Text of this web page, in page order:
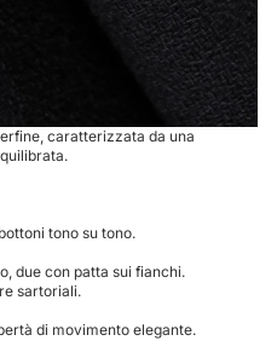
caratterizzata da una
tono su tono.
due con patta sui fianchi.
sartoriali.
di movimento elegante.